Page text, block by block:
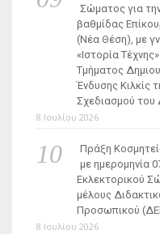
Σώματος για
βαθμίδας
(Νέα Θέση), με
«Ιστορία
Τμήματος
Ένδυσης Κιλκίς
Σχεδιασμού του
8 Ιουλίου 2026
Πράξη
με ημερομηνία
Εκλεκτορικού
μέλους
Προσωπικού
8 Ιουλίου 2026